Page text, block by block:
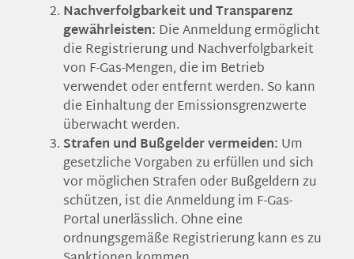
Nachverfolgbarkeit und Transparenz
gewährleisten: Die Anmeldung ermöglicht
die Registrierung und Nachverfolgbarkeit
von F-Gas-Mengen, die im Betrieb
verwendet oder entfernt werden. So kann
die Einhaltung der Emissionsgrenzwerte
überwacht werden.
Strafen und Bußgelder vermeiden: Um
gesetzliche Vorgaben zu erfüllen und sich
vor möglichen Strafen oder Bußgeldern zu
schützen, ist die Anmeldung im F-Gas-
Portal unerlässlich. Ohne eine
ordnungsgemäße Registrierung kann es zu